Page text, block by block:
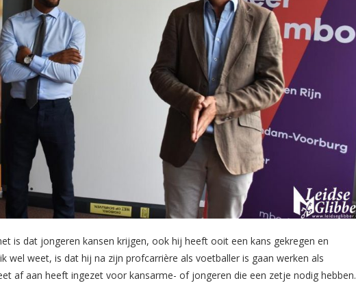
is dat jongeren kansen krijgen, ook hij heeft ooit een kans gekregen en
wel weet, is dat hij na zijn profcarrière als voetballer is gaan werken als
af aan heeft ingezet voor kansarme- of jongeren die een zetje nodig hebben.